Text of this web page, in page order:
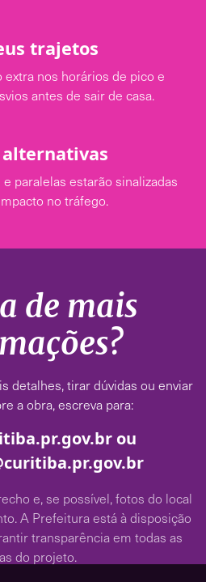
trajetos
extra nos horários de pico e
antes de sair de casa.
alternativas
paralelas estarão sinalizadas
no tráfego.
de mais
detalhes, tirar dúvidas ou enviar
a obra, escreva para:
ou
e, se possível, fotos do local
A Prefeitura está à disposição
transparência em todas as
do projeto.